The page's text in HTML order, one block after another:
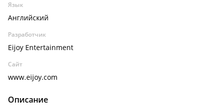
Язык
Английский
Разработчик
Eijoy Entertainment
Сайт
www.eijoy.com
Описание